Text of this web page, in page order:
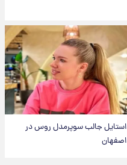
استایل جالب سوپرمدل روس در
اصفهان